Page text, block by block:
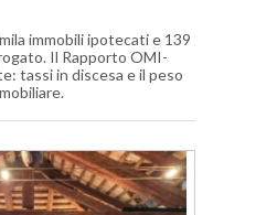
immobili ipotecati e 139
Il Rapporto OMI-
tassi in discesa e il peso